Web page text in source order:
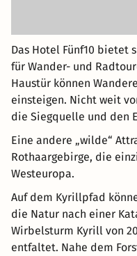
Das Hotel Fünf10 bietet
für Wander- und
Haustür können
einsteigen. Nicht weit
die Siegquelle und den
Eine andere „wilde“
Rothaargebirge, die
Westeuropa.
Auf dem Kyrillpfad
die Natur nach einer
Wirbelsturm Kyrill von
entfaltet. Nahe dem